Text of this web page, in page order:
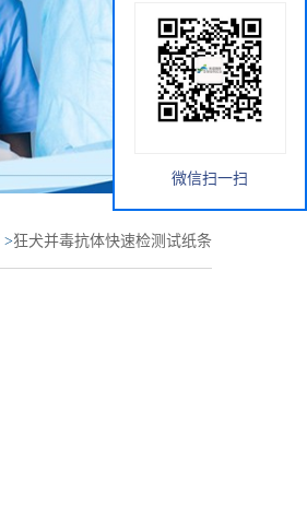
>狂犬并毒抗体快速检测试纸条
微信扫一扫